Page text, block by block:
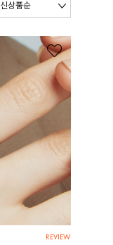
REVIEW